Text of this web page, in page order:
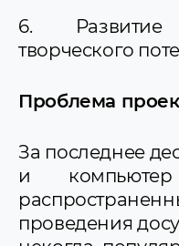
6.
творческого
Проблема
За последнее
и
проведения